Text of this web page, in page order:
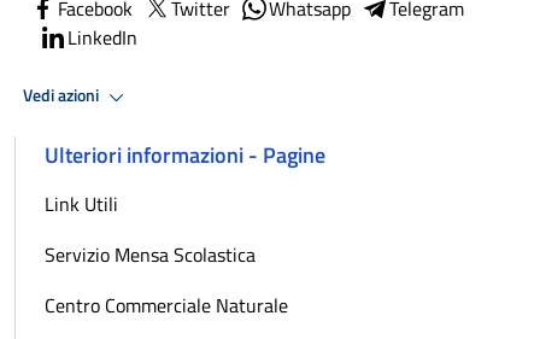
Facebook Twitter Whatsapp
Telegram
LinkedIn
Vedi azioni
Ulteriori informazioni - Pagine
Link Utili
Servizio Mensa Scolastica
Centro Commerciale Naturale